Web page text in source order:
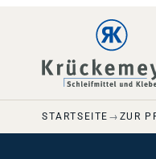
STARTSEITE ZUR